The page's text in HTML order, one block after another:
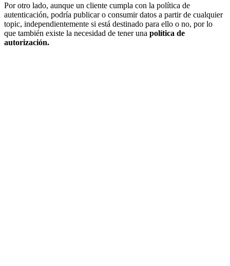
Por otro lado, aunque un cliente cumpla con la política de
autenticación, podría publicar o consumir datos a partir de cualquier
topic, independientemente si está destinado para ello o no, por lo
que también existe la necesidad de tener una política de
autorización.